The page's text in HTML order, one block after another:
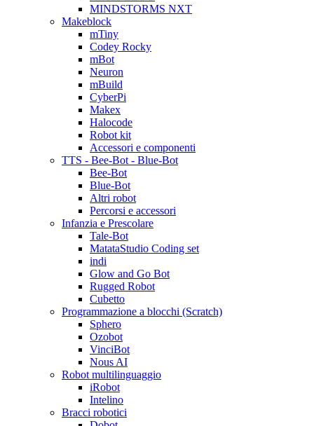
MINDSTORMS NXT
Makeblock
mTiny
Codey Rocky
mBot
Neuron
mBuild
CyberPi
Makex
Halocode
Robot kit
Accessori e componenti
TTS - Bee-Bot - Blue-Bot
Bee-Bot
Blue-Bot
Altri robot
Percorsi e accessori
Infanzia e Prescolare
Tale-Bot
MatataStudio Coding set
indi
Glow and Go Bot
Rugged Robot
Cubetto
Programmazione a blocchi (Scratch)
Sphero
Ozobot
VinciBot
Nous AI
Robot multilinguaggio
iRobot
Intelino
Bracci robotici